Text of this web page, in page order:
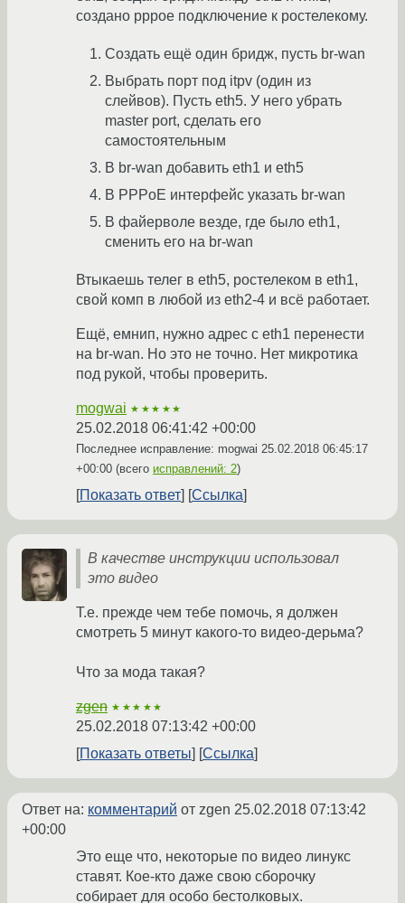
создано pppoe подключение к ростелекому.
Создать ещё один бридж, пусть br-wan
Выбрать порт под itpv (один из
слейвов). Пусть eth5. У него убрать
master port, сделать его
самостоятельным
В br-wan добавить eth1 и eth5
В PPPoE интерфейс указать br-wan
В файерволе везде, где было eth1,
сменить его на br-wan
Втыкаешь телег в eth5, ростелеком в eth1,
свой комп в любой из eth2-4 и всё работает.
Ещё, емнип, нужно адрес с eth1 перенести
на br-wan. Но это не точно. Нет микротика
под рукой, чтобы проверить.
mogwai ★★★★★
25.02.2018 06:41:42 +00:00
Последнее исправление: mogwai 25.02.2018 06:45:17
+00:00 (всего исправлений: 2)
Показать ответ Ссылка
В качестве инструкции использовал
это видео
Т.е. прежде чем тебе помочь, я должен
смотреть 5 минут какого-то видео-дерьма?
Что за мода такая?
zgen ★★★★★
25.02.2018 07:13:42 +00:00
Показать ответы
Ссылка
Ответ на: комментарий от zgen 25.02.2018 07:13:42
+00:00
Это еще что, некоторые по видео линукс
ставят. Кое-кто даже свою сборочку
собирает для особо бестолковых.